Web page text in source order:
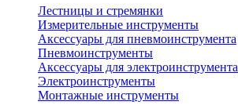
Лестницы и стремянки
Измерительные инструменты
Аксессуары для пневмоинструмента
Пневмоинструменты
Аксессуары для электроинструмента
Электроинструменты
Монтажные инструменты